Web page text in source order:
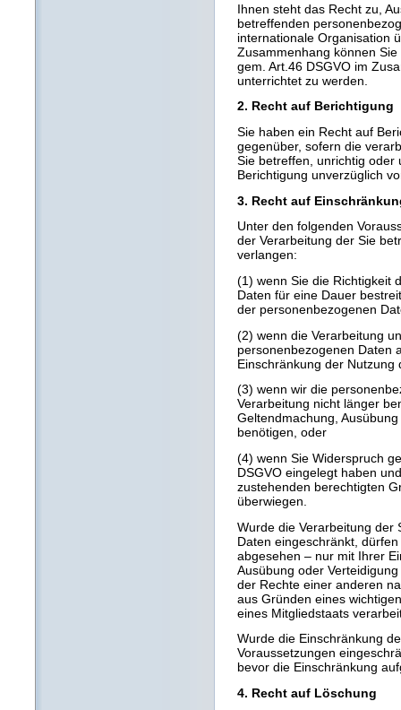
Ihnen steht das Recht zu,
betreffenden
internationale Organisation
Zusammenhang können
gem. Art.46 DSGVO im
unterrichtet zu werden.
2. Recht auf Berichtigung
Sie haben ein Recht auf
gegenüber, sofern die
Sie betreffen, unrichtig oder
Berichtigung unverzüglich
3. Recht auf
Unter den folgenden
der Verarbeitung der Sie
verlangen:
(1) wenn Sie die Richtigkeit
Daten für eine Dauer
der personenbezogenen
(2) wenn die Verarbeitung
personenbezogenen Daten
Einschränkung der
(3) wenn wir die
Verarbeitung nicht länger
Geltendmachung,
benötigen, oder
(4) wenn Sie Widerspruch
DSGVO eingelegt haben
zustehenden berechtigten
überwiegen.
Wurde die Verarbeitung der
Daten eingeschränkt,
abgesehen – nur mit Ihrer
Ausübung oder
der Rechte einer anderen
aus Gründen eines
eines Mitgliedstaats
Wurde die Einschränkung
Voraussetzungen
bevor die Einschränkung
4. Recht auf Löschung